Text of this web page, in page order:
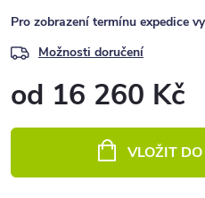
Pro zobrazení termínu expedice
Možnosti doručení
od 16 260 Kč
VLOŽIT